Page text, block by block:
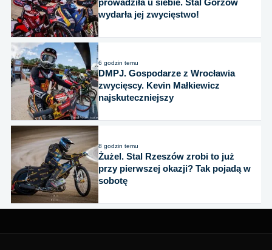
prowadziła u siebie. Stal Gorzów
wydarła jej zwycięstwo!
6 godzin temu
DMPJ. Gospodarze z Wrocławia
zwycięscy. Kevin Małkiewicz
najskuteczniejszy
8 godzin temu
Żużel. Stal Rzeszów zrobi to już
przy pierwszej okazji? Tak pojadą w
sobotę